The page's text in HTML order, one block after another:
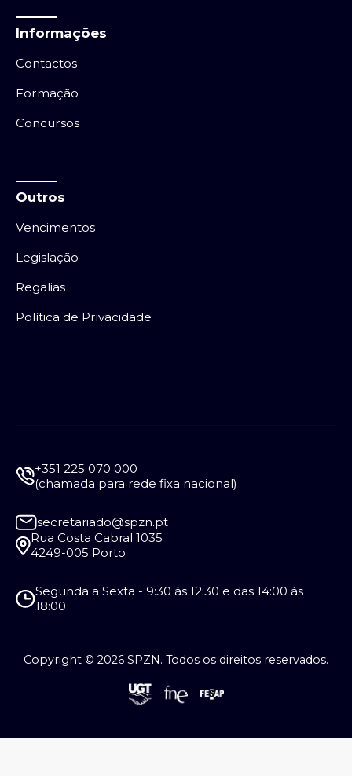
Informações
Contactos
Formação
Concursos
Outros
Vencimentos
Legislação
Regalias
Política de Privacidade
+351 225 070 000
(chamada para rede fixa nacional)
secretariado@spzn.pt
Rua Costa Cabral 1035
4249-005 Porto
Segunda a Sexta - 9:30 às 12:30 e das 14:00 às
18:00
Copyright © 2026 SPZN. Todos os direitos reservados.